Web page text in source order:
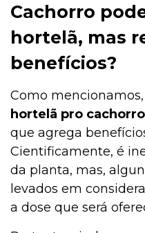
Cachorro
hortelã, mas
benefícios?
Como mencionamos,
hortelã pro cachorro
que agrega
Cientificamente, é
da planta, mas,
levados em
a dose que será